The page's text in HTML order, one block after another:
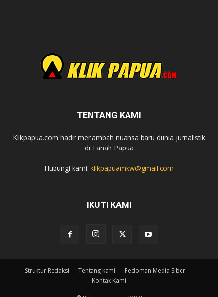
TENTANG KAMI
Klikpapua.com hadir menambah nuansa baru dunia jurnalistik
di Tanah Papua
Hubungi kami: klikpapuamkw@gmail.com
IKUTI KAMI
Struktur Redaksi Tentang kami
Pedoman Media Siber
Kontak Kami